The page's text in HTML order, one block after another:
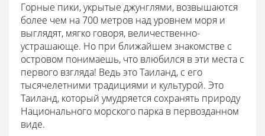
Горные пики, укрытые джунглями, возвышаются
более чем на 700 метров над уровнем моря и
выглядят, мягко говоря, величественно-
устрашающе. Но при ближайшем знакомстве с
островом понимаешь, что влюбился в эти места с
первого взгляда! Ведь это Таиланд, с его
тысячелетними традициями и культурой. Это
Таиланд, который умудряется сохранять природу
Национального морского парка в первозданном
виде.